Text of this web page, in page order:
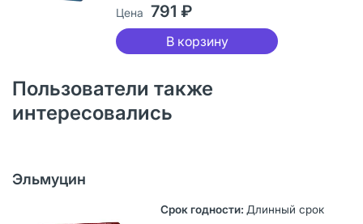
Цена 791 ₽
В корзину
Пользователи также
интересовались
Эльмуцин
Длинный срок